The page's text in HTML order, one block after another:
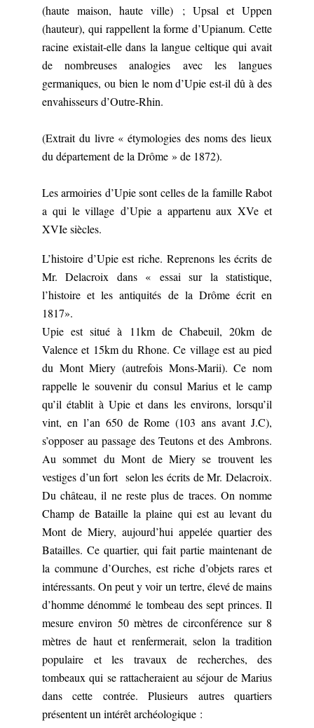
(haute maison, haute ville) ; Upsal et Uppen
(hauteur), qui rappellent la forme d’Upianum. Cette
racine existait-elle dans la langue celtique qui avait
de nombreuses analogies avec les langues
germaniques, ou bien le nom d’Upie est-il dû à des
envahisseurs d’Outre-Rhin.
(Extrait du livre « étymologies des noms des lieux
du département de la Drôme » de 1872).
Les armoiries d’Upie sont celles de la famille Rabot
a qui le village d’Upie a appartenu aux XVe et
XVIe siècles.
L’histoire d’Upie est riche. Reprenons les écrits de
Mr. Delacroix dans « essai sur la statistique,
l’histoire et les antiquités de la Drôme écrit en
1817».
Upie est situé à 11km de Chabeuil, 20km de
Valence et 15km du Rhone. Ce village est au pied
du Mont Miery (autrefois Mons-Marii). Ce nom
rappelle le souvenir du consul Marius et le camp
qu’il établit à Upie et dans les environs, lorsqu’il
vint, en l’an 650 de Rome (103 ans avant J.C),
s’opposer au passage des Teutons et des Ambrons.
Au sommet du Mont de Miery se trouvent les
vestiges d’un fort selon les écrits de Mr. Delacroix.
Du château, il ne reste plus de traces. On nomme
Champ de Bataille la plaine qui est au levant du
Mont de Miery, aujourd’hui appelée quartier des
Batailles. Ce quartier, qui fait partie maintenant de
la commune d’Ourches, est riche d’objets rares et
intéressants. On peut y voir un tertre, élevé de mains
d’homme dénommé le tombeau des sept princes. Il
mesure environ 50 mètres de circonférence sur 8
mètres de haut et renfermerait, selon la tradition
populaire et les travaux de recherches, des
tombeaux qui se rattacheraient au séjour de Marius
dans cette contrée. Plusieurs autres quartiers
présentent un intérêt archéologique :